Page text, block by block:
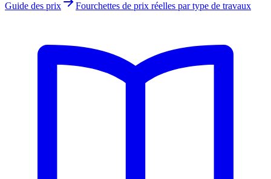
Guide des prix Fourchettes de prix réelles par type de travaux